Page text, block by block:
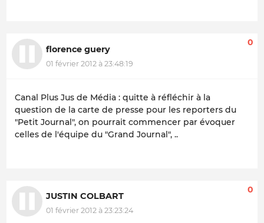
florence guery
01 février 2012 à 23:48:19
0
Canal Plus Jus de Média : quitte à réfléchir à la
question de la carte de presse pour les reporters du
"Petit Journal", on pourrait commencer par évoquer
celles de l'équipe du "Grand Journal", ..
JUSTIN COLBART
01 février 2012 à 23:23:24
0